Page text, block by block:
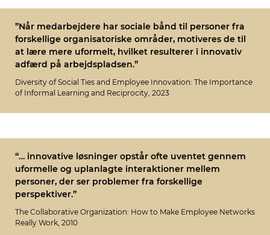
”Når medarbejdere har sociale bånd til personer fra
forskellige organisatoriske områder, motiveres de til
at lære mere uformelt, hvilket resulterer i innovativ
adfærd på arbejdspladsen.”
Diversity of Social Ties and Employee Innovation: The Importance
of Informal Learning and Reciprocity, 2023
“… innovative løsninger opstår ofte uventet gennem
uformelle og uplanlagte interaktioner mellem
personer, der ser problemer fra forskellige
perspektiver.”
The Collaborative Organization: How to Make Employee Networks
Really Work, 2010